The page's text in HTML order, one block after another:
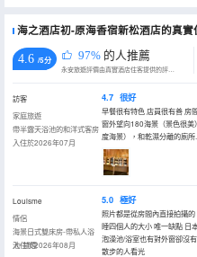
海之酒店初-原海香宿新松酒店的真實
4.6 /5分 97% 的人推薦
永安旅遊評價由真實酒店住客提供的評價。
訪客
家庭旅遊
帶半露天浴池的和洋式客房
入住於2026年07月
4.7 很好
早餐很有特色 店員很有善 房
窗外望向180海景（景色很美
度海景），和乾濕分離的廁所
Louisme
情侶
海景日式雙床房-帶私人浴
池-禁煙
入住於2026年08月
5.0 極好
照片都是從房間內直接拍攝
睡四個人的大小 唯一缺點 日
泡澡池/浴室也有對外窗卻沒
散步的人看光